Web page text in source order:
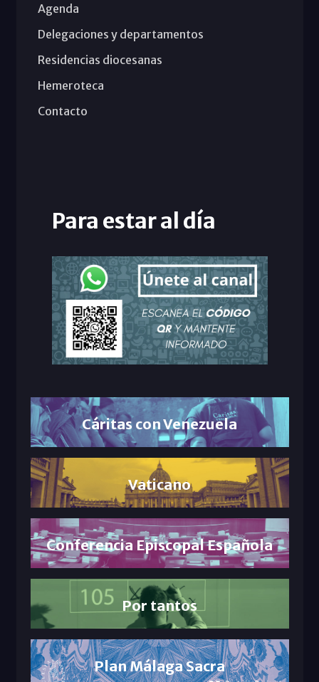
Agenda
Delegaciones y departamentos
Residencias diocesanas
Hemeroteca
Contacto
Para estar al día
Cáritas con Venezuela
Vaticano
Conferencia Episcopal Española
Por tantos
Plan Málaga Sacra